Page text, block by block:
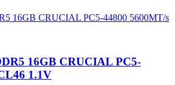
16GB CRUCIAL PC5-
1.1V